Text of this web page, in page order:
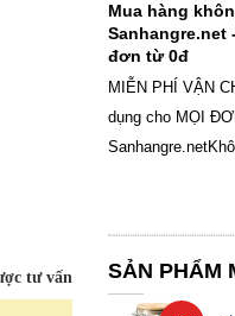
tư vấn
Mua hàng
Sanhangre.net
đơn từ 0đ
MIỄN PHÍ VẬN
dụng cho MỌI
SẢN PHẨM